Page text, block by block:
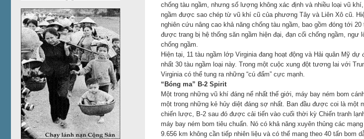
chống tàu ngầm, nhưng số lượng không xác định và nhiều loại vũ
ngầm được sao chép từ vũ khí cũ của phương Tây và Liên Xô cũ.
nghiên cứu nâng cao khả năng chống tàu ngầm, bao gồm đóng tới 20
được trang bị hệ thống săn ngầm hiện đại, đạn cối chống ngầm, ngư
chống ngầm.
Hiện tại, 11 tàu ngầm lớp Virginia đang hoạt động và Hải quân Mỹ dự
nhất 30 tàu ngầm loại này. Trong một cuộc xung đột tương lai với
Virginia có thể tung ra những “cú đấm” cực mạnh.
“Bóng ma” B-2 Spirit
Một trong những vũ khí đáng nể nhất thế giới, máy bay ném bom
một trong những kẻ hủy diệt đáng sợ nhất. Ban đầu được coi là một
chiến lược, B-2 sau đó được cải tiến vào cuối thời kỳ Chiến tranh
máy bay ném bom tiêu chuẩn. Nó có khả năng xuyên thủng các
9.656 km không cần tiếp nhiên liệu và có thể mang theo 40 tấn bom